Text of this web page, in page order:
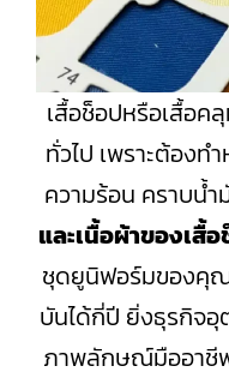
เสื้อช็อปหรือเสื้อค
ทั่วไป เพราะต้อง
ความร้อน คราบน้ำ
และเนื้อผ้าของเสื้
ชุดยูนิฟอร์มของคุ
บันได้กี่ปี ยิ่งธุรกิจ
ภาพลักษณ์มืออาชี